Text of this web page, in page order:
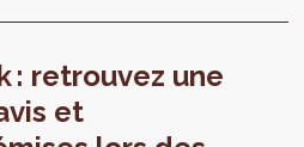
: retrouvez une
et